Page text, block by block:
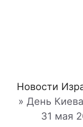
Новости
» День
31 мая